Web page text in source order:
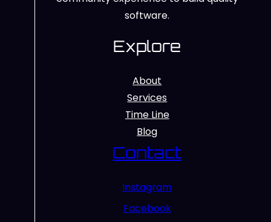
software.
Explore
About
Services
Time Line
Blog
Contact
Instagram
Facebook